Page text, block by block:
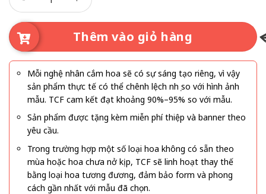
Thêm vào giỏ hàng
Mỗi nghệ nhân cắm hoa sẽ có sự sáng tạo riêng, vì vậy
sản phẩm thực tế có thể chênh lệch nhẹ so với hình ảnh
mẫu. TCF cam kết đạt khoảng 90%–95% so với mẫu.
Sản phẩm được tặng kèm miễn phí thiệp và banner theo
yêu cầu.
Trong trường hợp một số loại hoa không có sẵn theo
mùa hoặc hoa chưa nở kịp, TCF sẽ linh hoạt thay thế
bằng loại hoa tương đương, đảm bảo form và phong
cách gần nhất với mẫu đã chọn.